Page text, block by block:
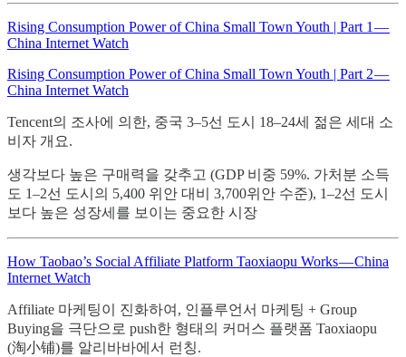
Rising Consumption Power of China Small Town Youth | Part 1 —
China Internet Watch
Rising Consumption Power of China Small Town Youth | Part 2 —
China Internet Watch
Tencent의 조사에 의한, 중국 3–5선 도시 18–24세 젊은 세대 소
비자 개요.
생각보다 높은 구매력을 갖추고 (GDP 비중 59%. 가처분 소득
도 1–2선 도시의 5,400 위안 대비 3,700위안 수준), 1–2선 도시
보다 높은 성장세를 보이는 중요한 시장
How Taobao’s Social Affiliate Platform Taoxiaopu Works — China
Internet Watch
Affiliate 마케팅이 진화하여, 인플루언서 마케팅 + Group
Buying을 극단으로 push한 형태의 커머스 플랫폼 Taoxiaopu
(淘小铺)를 알리바바에서 런칭.